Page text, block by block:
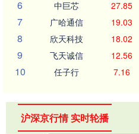
6 中巨芯 27.85
7 广哈通信 19.03
8 欣天科技 18.02
9 飞天诚信 12.56
10 任子行 7.16
沪深京行情 实时轮播